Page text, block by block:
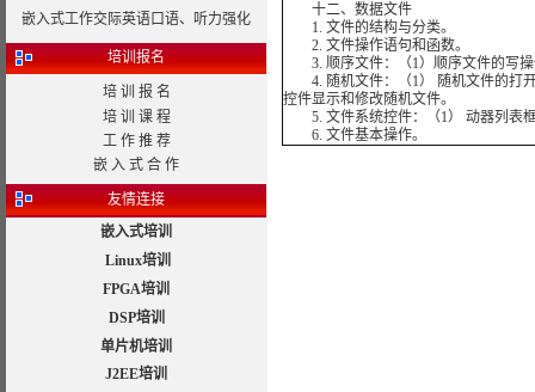
嵌入式工作交际英语口语、听力强化
培训报名
培 训 报 名
培 训 课 程
工 作 推 荐
嵌 入 式 合 作
友情连接
嵌入式培训
Linux培训
FPGA培训
DSP培训
单片机培训
J2EE培训
十二、数据文件
1. 文件的结构与分类。
2. 文件操作语句和函数。
3. 顺序文件：（1）顺序文件的写操
4. 随机文件：（1） 随机文件的打开
控件显示和修改随机文件。
5. 文件系统控件：（1） 动器列表
6. 文件基本操作。